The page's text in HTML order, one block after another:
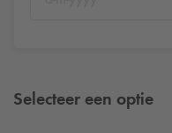
Selecteer een optie